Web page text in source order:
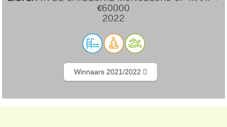
€60000
2022
Winnaars 2021/2022